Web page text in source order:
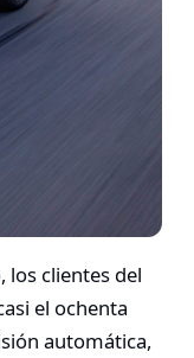
los clientes del
el ochenta
automática,